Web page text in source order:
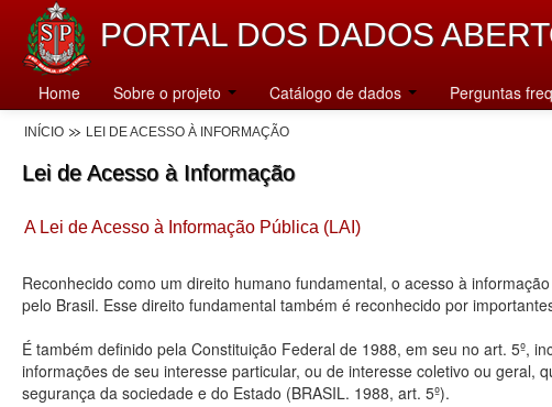
PORTAL DOS DADOS
Home Sobre o projeto Catálogo de dados Perguntas
INÍCIO LEI DE ACESSO À INFORMAÇÃO
Lei de Acesso à Informação
A Lei de Acesso à Informação Pública (LAI)
Reconhecido como um direito humano fundamental, o acesso à
pelo Brasil. Esse direito fundamental também é reconhecido por
É também definido pela Constituição Federal de 1988, em seu no art. 5º,
informações de seu interesse particular, ou de interesse coletivo ou
segurança da sociedade e do Estado (BRASIL. 1988, art. 5º).